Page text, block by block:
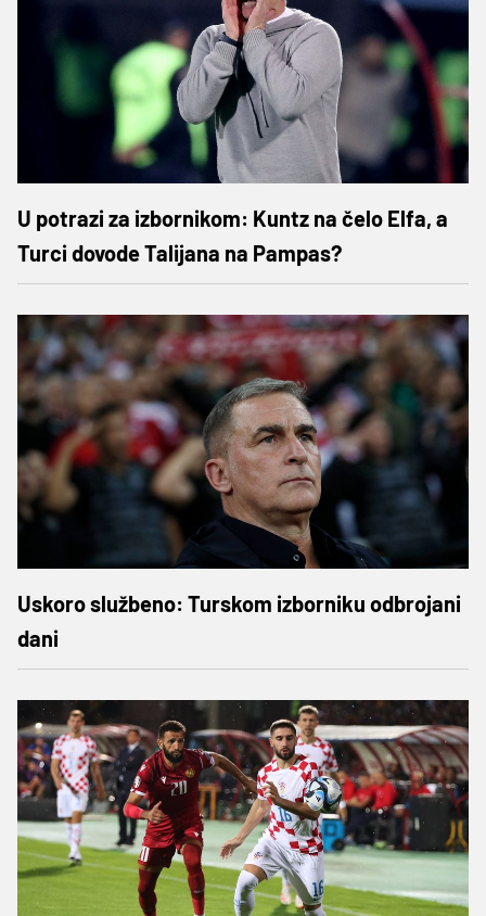
U potrazi za izbornikom: Kuntz na čelo Elfa, a
Turci dovode Talijana na Pampas?
Uskoro službeno: Turskom izborniku odbrojani
dani